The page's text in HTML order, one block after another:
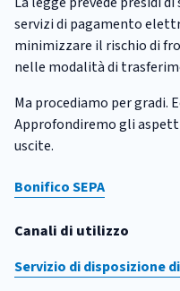
servizi di pagamento
minimizzare il rischio di
nelle modalità di
Ma procediamo per gradi.
Approfondiremo gli
uscite.
Bonifico SEPA
Canali di utilizzo
Servizio di disposizione